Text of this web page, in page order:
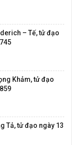
– Tế, tử đạo
Khảm, tử đạo
Tả, tử đạo ngày 13